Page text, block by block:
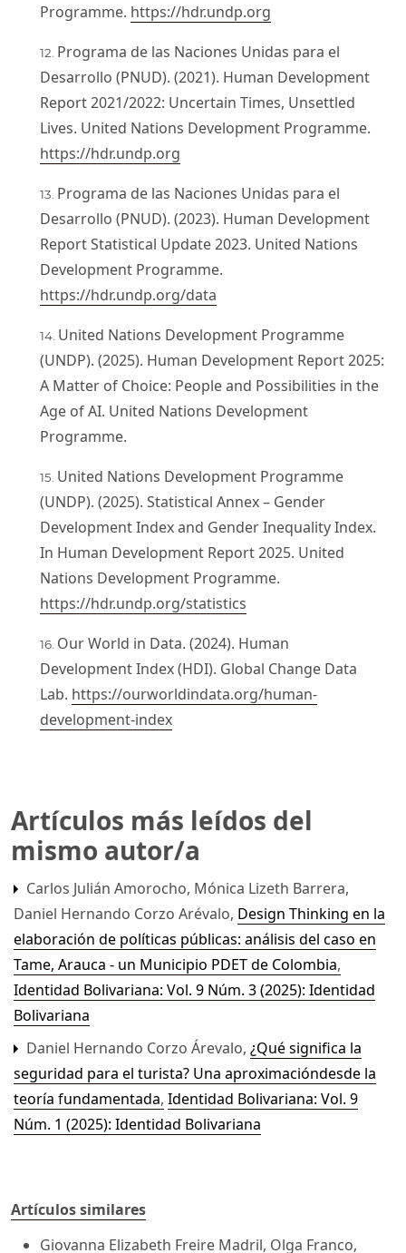
Programme. https://hdr.undp.org
Programa de las Naciones Unidas para el
Desarrollo (PNUD). (2021). Human Development
Report 2021/2022: Uncertain Times, Unsettled
Lives. United Nations Development Programme.
https://hdr.undp.org
Programa de las Naciones Unidas para el
Desarrollo (PNUD). (2023). Human Development
Report Statistical Update 2023. United Nations
Development Programme.
https://hdr.undp.org/data
United Nations Development Programme
(UNDP). (2025). Human Development Report 2025:
A Matter of Choice: People and Possibilities in the
Age of AI. United Nations Development
Programme.
United Nations Development Programme
(UNDP). (2025). Statistical Annex – Gender
Development Index and Gender Inequality Index.
In Human Development Report 2025. United
Nations Development Programme.
https://hdr.undp.org/statistics
Our World in Data. (2024). Human
Development Index (HDI). Global Change Data
Lab. https://ourworldindata.org/human-
development-index
Artículos más leídos del
mismo autor/a
Carlos Julián Amorocho, Mónica Lizeth Barrera,
Daniel Hernando Corzo Arévalo, Design Thinking en la
elaboración de políticas públicas: análisis del caso en
Tame, Arauca - un Municipio PDET de Colombia,
Identidad Bolivariana: Vol. 9 Núm. 3 (2025): Identidad
Bolivariana
Daniel Hernando Corzo Árevalo, ¿Qué significa la
seguridad para el turista? Una aproximacióndesde la
teoría fundamentada, Identidad Bolivariana: Vol. 9
Núm. 1 (2025): Identidad Bolivariana
Artículos similares
Giovanna Elizabeth Freire Madril, Olga Franco,